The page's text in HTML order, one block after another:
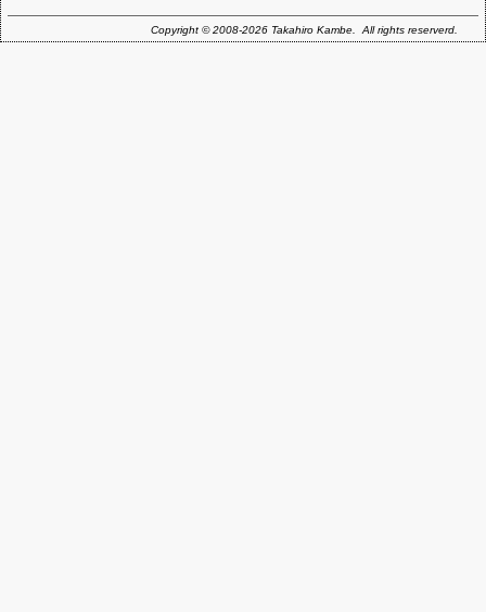
Copyright © 2008-2026 Takahiro Kambe. All rights reserverd.